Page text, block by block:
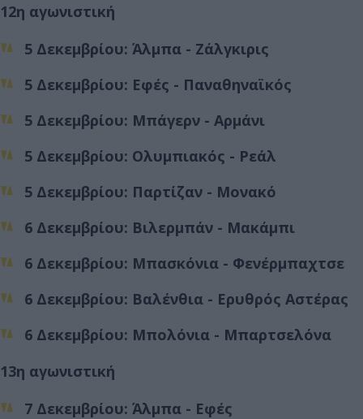
12η αγωνιστική
5 Δεκεμβρίου: Άλμπα - Ζάλγκιρις
5 Δεκεμβρίου: Εφές - Παναθηναϊκός
5 Δεκεμβρίου: Μπάγερν - Αρμάνι
5 Δεκεμβρίου: Ολυμπιακός - Ρεάλ
5 Δεκεμβρίου: Παρτίζαν - Μονακό
6 Δεκεμβρίου: Βιλερμπάν - Μακάμπι
6 Δεκεμβρίου: Μπασκόνια - Φενέρμπαχτσε
6 Δεκεμβρίου: Βαλένθια - Ερυθρός Αστέρας
6 Δεκεμβρίου: Μπολόνια - Μπαρτσελόνα
13η αγωνιστική
7 Δεκεμβρίου: Άλμπα - Εφές